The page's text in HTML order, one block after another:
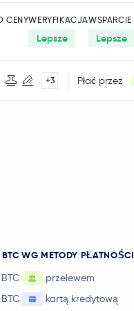
CENYWERYFIKACJA
Lepsze
WSPARCIE
Lepsze
+3 Płać przez
BTC WG METODY PŁATNOŚCI
przelewem
kartą kredytową